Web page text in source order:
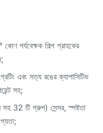
পর্যবেক্ষক শিল্প গ্রাহকের
এবং সত্য রঙের ক্যাপাসিটিভ
সহ;
সহ 32 টি গ্রুপ) সেন্সর, স্পষ্টতা